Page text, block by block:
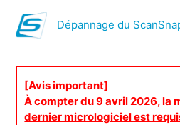
Dépannage du
[Avis important]
À compter du 9 avril 2026, la
dernier micrologiciel est